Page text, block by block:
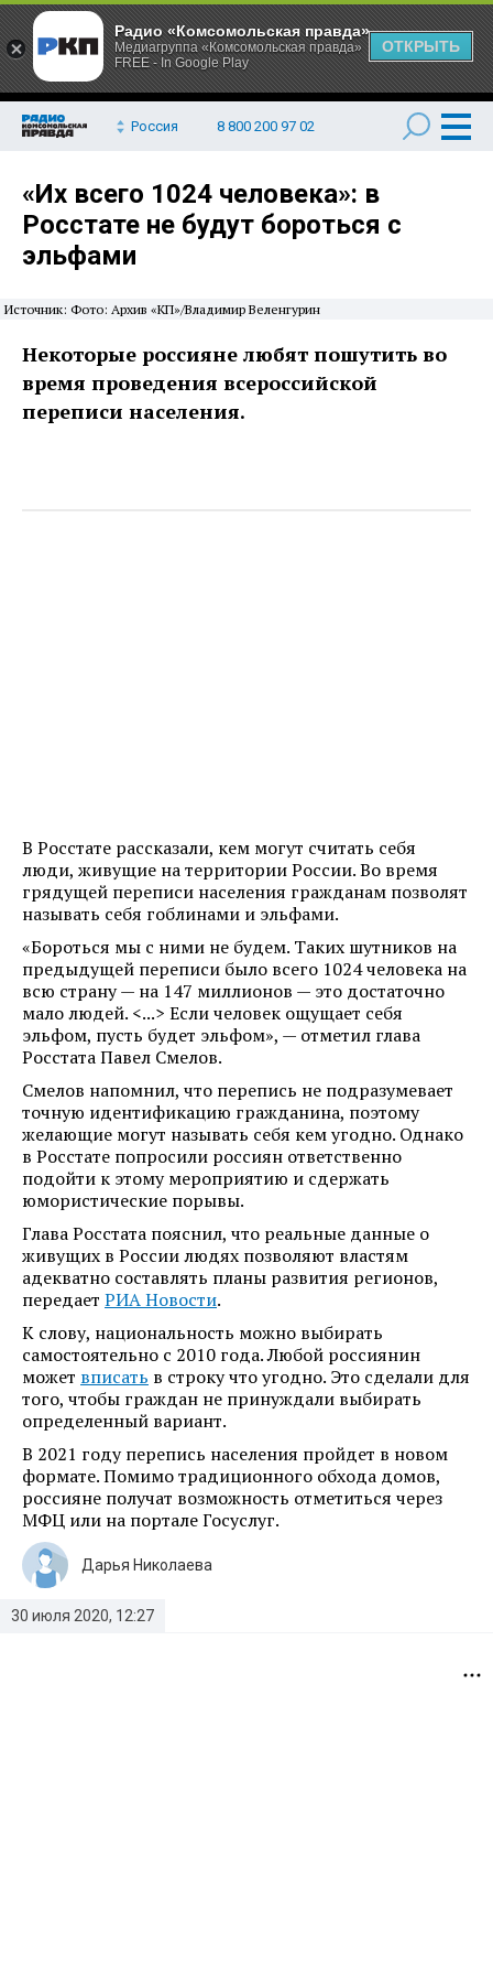
Россия 8 800 200 97 02
«Их всего 1024 человека»: в
Росстате не будут бороться с
эльфами
Источник: Фото: Архив «КП»/Владимир Веленгурин
Некоторые россияне любят пошутить во
время проведения всероссийской
переписи населения.
В Росстате рассказали, кем могут считать себя
люди, живущие на территории России. Во время
грядущей переписи населения гражданам позволят
называть себя гоблинами и эльфами.
«Бороться мы с ними не будем. Таких шутников на
предыдущей переписи было всего 1024 человека на
всю страну — на 147 миллионов — это достаточно
мало людей. <...> Если человек ощущает себя
эльфом, пусть будет эльфом», — отметил глава
Росстата Павел Смелов.
Смелов напомнил, что перепись не подразумевает
точную идентификацию гражданина, поэтому
желающие могут называть себя кем угодно. Однако
в Росстате попросили россиян ответственно
подойти к этому мероприятию и сдержать
юмористические порывы.
Глава Росстата пояснил, что реальные данные о
живущих в России людях позволяют властям
адекватно составлять планы развития регионов,
передает РИА Новости.
К слову, национальность можно выбирать
самостоятельно с 2010 года. Любой россиянин
может вписать в строку что угодно. Это сделали для
того, чтобы граждан не принуждали выбирать
определенный вариант.
В 2021 году перепись населения пройдет в новом
формате. Помимо традиционного обхода домов,
россияне получат возможность отметиться через
МФЦ или на портале Госуслуг.
30 июля 2020, 12:27
Дарья Николаева
Радио «Комсомольская правда»
Медиагруппа «Комсомольская правда»
FREE - In Google Play
ОТКРЫТЬ